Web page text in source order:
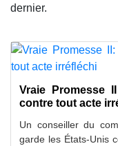
dernier.
Vraie Promesse
contre tout acte
Un conseiller du
garde les États-Unis